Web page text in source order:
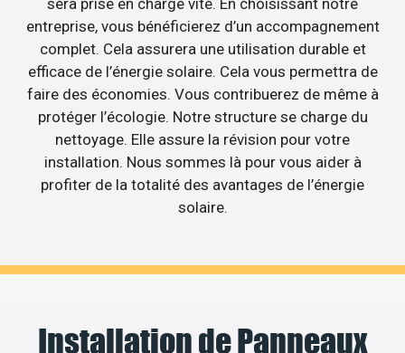
sera prise en charge vite. En choisissant notre
entreprise, vous bénéficierez d’un accompagnement
complet. Cela assurera une utilisation durable et
efficace de l’énergie solaire. Cela vous permettra de
faire des économies. Vous contribuerez de même à
protéger l’écologie. Notre structure se charge du
nettoyage. Elle assure la révision pour votre
installation. Nous sommes là pour vous aider à
profiter de la totalité des avantages de l’énergie
solaire.
Installation de Panneaux